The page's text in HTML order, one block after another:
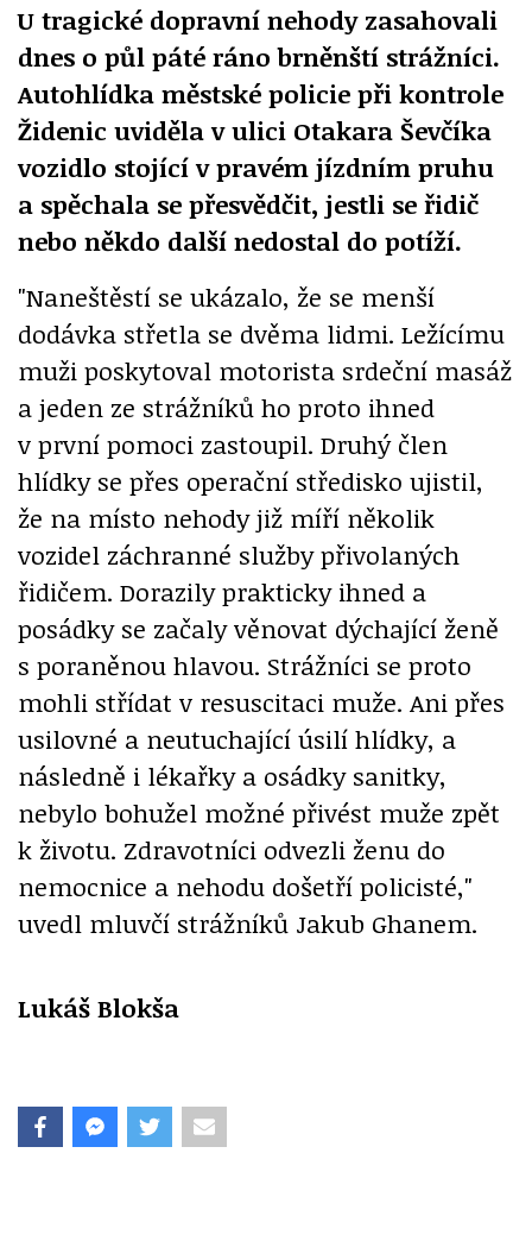
U tragické dopravní nehody zasahovali
dnes o půl páté ráno brněnští strážníci.
Autohlídka městské policie při kontrole
Židenic uviděla v ulici Otakara Ševčíka
vozidlo stojící v pravém jízdním pruhu
a spěchala se přesvědčit, jestli se řidič
nebo někdo další nedostal do potíží.
"Naneštěstí se ukázalo, že se menší
dodávka střetla se dvěma lidmi. Ležícímu
muži poskytoval motorista srdeční masáž
a jeden ze strážníků ho proto ihned
v první pomoci zastoupil. Druhý člen
hlídky se přes operační středisko ujistil,
že na místo nehody již míří několik
vozidel záchranné služby přivolaných
řidičem. Dorazily prakticky ihned a
posádky se začaly věnovat dýchající ženě
s poraněnou hlavou. Strážníci se proto
mohli střídat v resuscitaci muže. Ani přes
usilovné a neutuchající úsilí hlídky, a
následně i lékařky a osádky sanitky,
nebylo bohužel možné přivést muže zpět
k životu. Zdravotníci odvezli ženu do
nemocnice a nehodu došetří policisté,"
uvedl mluvčí strážníků Jakub Ghanem.
Lukáš Blokša